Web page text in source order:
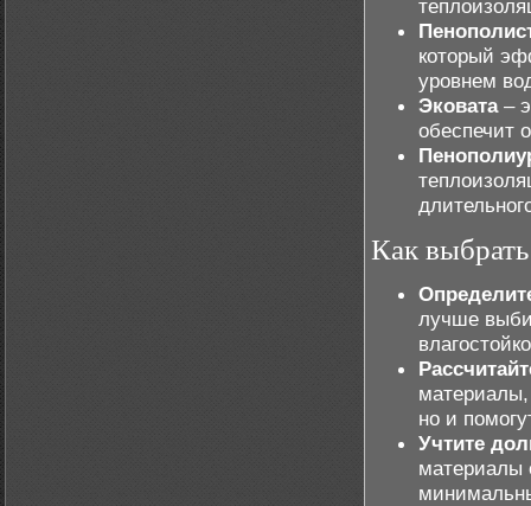
который
уровнем
Эковата–
обеспечит
Как
лучше
но и
Учтите
материалы